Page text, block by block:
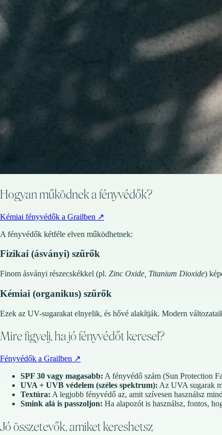
Hogyan működnek a fényvédők?
Kémiai fényvédők a Grailben ↗
A fényvédők kétféle elven működhetnek:
Fizikai (ásványi) szűrők
Finom ásványi részecskékkel (pl. Zinc Oxide, Titanium Dioxide)
Kémiai (organikus) szűrők
Ezek az UV-sugarakat elnyelik, és hővé alakítják. Modern
Mire figyelj, ha jó fényvédőt keresel?
Fényvédők a Grailben ↗
SPF 30 vagy magasabb: A fényvédő szám (Sun Protection
UVA + UVB védelem (széles spektrum): Az UVA sugarak
Textúra: A legjobb fényvédő az, amit szívesen használsz
Smink alá is passzoljon: Ha alapozót is használsz, fontos,
Jó összetevők, amiket kereshetsz